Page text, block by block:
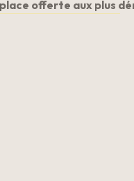
offerte aux plus